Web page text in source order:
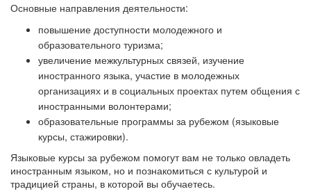
Основные направления деятельности:
повышение доступности молодежного и
образовательного туризма;
увеличение межкультурных связей, изучение
иностранного языка, участие в молодежных
организациях и в социальных проектах путем общения с
иностранными волонтерами;
образовательные программы за рубежом (языковые
курсы, стажировки).
Языковые курсы за рубежом помогут вам не только овладеть
иностранным языком, но и познакомиться с культурой и
традицией страны, в которой вы обучаетесь.